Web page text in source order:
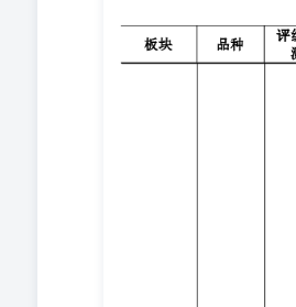
保证，也不保证所包含的
考，报告中的信息和意见
大华期货有限公司不承担
研究院所有，未经书面许